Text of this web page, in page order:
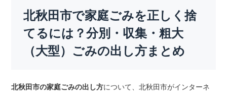
北秋田市で家庭ごみを正しく捨
てるには？分別・収集・粗大
（大型）ごみの出し方まとめ
北秋田市の家庭ごみの出し方について、北秋田市がインターネ